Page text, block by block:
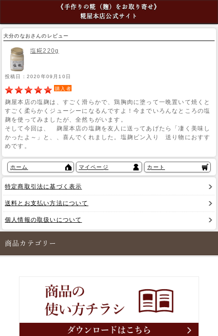
《手作りの糀（麹）をお取り寄せ》
糀屋本店公式サイト
大分のなおさんのレビュー
塩糀220g
投稿日：2020年09月10日
購入者
麹屋本店の塩麹は、すごく滑らかで、鶏胸肉に塗って一晩置いて焼くと
すごく柔らかくジューシーになるんですよ！今までいろんなところの塩
麹を使ってみましたが、全然ちがいます。
そして今回は、 麹屋本店の塩麹を友人に送ってあげたら「凄く美味し
かったよ～」と、、喜んでくれました。塩麹ビン入り 送り物におすす
めです。
ホーム マイページ カート
特定商取引法に基づく表示
送料とお支払い方法について
個人情報の取扱いについて
商品カテゴリー